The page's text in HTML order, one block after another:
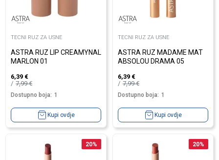
TECNI RUZ ZA USNE
ASTRA RUZ LIP CREAMYNAL
MARLON 01
6,39 €
7,99€
Dostupno boja: 1
Kupi ovdje
TECNI RUZ ZA USNE
ASTRA RUZ MADAME MAT
ABSOLOU DRAMA 05
6,39 €
7,99€
Dostupno boja: 1
Kupi ovdje
20% 20%